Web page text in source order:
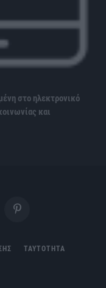
στο ηλεκτρονικό
και
Pinterest
ΤΑΥΤΟΤΗΤΑ